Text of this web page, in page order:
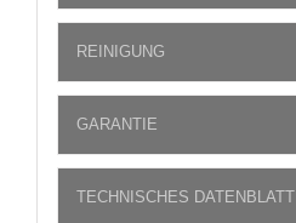
REINIGUNG
GARANTIE
TECHNISCHES DATENBLATT